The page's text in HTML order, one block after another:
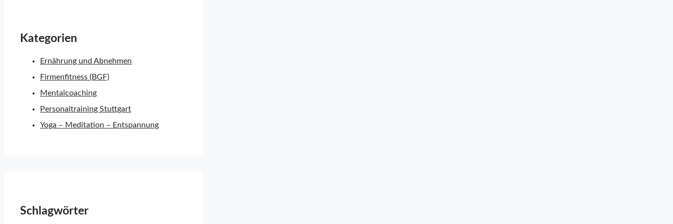
Kategorien
Ernährung und Abnehmen
Firmenfitness (BGF)
Mentalcoaching
Personaltraining Stuttgart
Yoga – Meditation – Entspannung
Schlagwörter